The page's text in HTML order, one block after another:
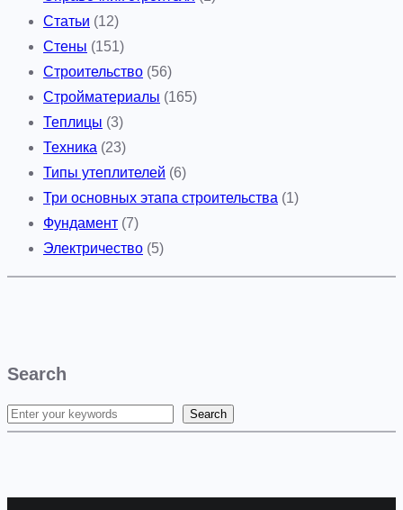
Статьи (12)
Стены (151)
Строительство (56)
Стройматериалы (165)
Теплицы (3)
Техника (23)
Типы утеплителей (6)
Три основных этапа строительства (1)
Фундамент (7)
Электричество (5)
Search
S
Search